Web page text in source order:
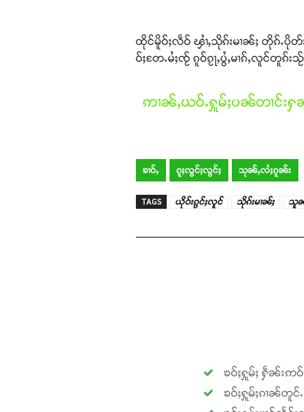
ထိုင်မိူဝ်ႈလဵဝ် ၾၢႆႇသိုၵ်းမၢၼ်ႈ တိုၵ်ႉပို
ဝ်ႈတႄႉမႆႈၸႂ် ၵူဝ်ၵႂႃႇပွႆႇမၢၵ်ႇလူင်တူၵ်း
ဢၢၼ်ႇယဝ်ႉႁူမ်ႈပၼ်တၢင်း
ၶၢဝ်ႇ ၵူႈလွင်ႈလွင်ႈ သုၼ်ႇလႆႈၵူၼ်း
TAGS ယိုဝ်းၵွင်ႈလူင် သိုၵ်းမၢၼ်ႈ သူၼ်
ၶဝ်ႈႁူမ်ႈ ႁဵၼ်းဢ
ၶဝ်ႈႁူမ်ႈၵၢၼ်တူင်